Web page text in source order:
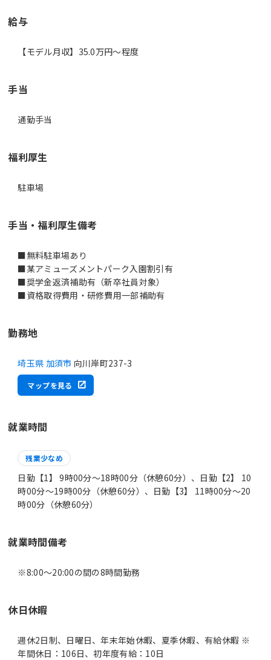
給与
【モデル月収】35.0万円〜程度
手当
通勤手当
福利厚生
駐車場
手当・福利厚生備考
■無料駐車場あり
■某アミューズメントパーク入園割引有
■奨学金返済補助有（新卒社員対象）
■資格取得費用・研修費用一部補助有
勤務地
埼玉県 加須市 向川岸町237-3
マップを見る
就業時間
残業少なめ
日勤【1】 9時00分〜18時00分（休憩60分）、日勤【2】 10
時00分〜19時00分（休憩60分）、日勤【3】 11時00分〜20
時00分（休憩60分）
就業時間備考
休日休暇
週休2日制、日曜日、年末年始休暇、夏季休暇、有給休暇 ※
年間休日：106日、初年度有給：10日